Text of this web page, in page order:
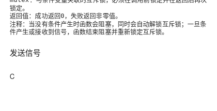
锁定。
返回值：成功返回0 ，失败返回非零值。
注释：当没有条件产生时函数会阻塞，同时会自动解锁互斥锁；一旦条
件产生或接收到信号，函数结束阻塞并重新锁定互斥锁。
发送信号
C